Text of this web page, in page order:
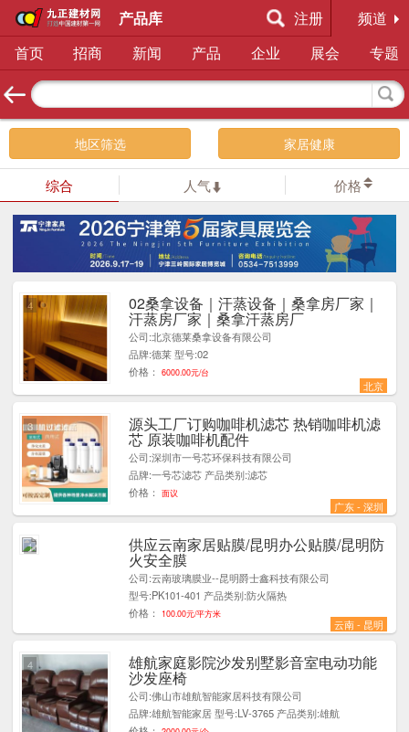
产品库 注册
频道
首页
招商 新闻 产品 企业 展会 专题
地区筛选 家居健康
综合 人气 价格
02桑拿设备｜汗蒸设备｜桑拿房厂家｜
汗蒸房厂家｜桑拿汗蒸房厂
公司:北京德莱桑拿设备有限公司
品牌:德莱 型号:02
价格：
6000.00元/台
北京
4
源头工厂订购咖啡机滤芯 热销咖啡机滤
芯 原装咖啡机配件
公司:深圳市一号芯环保科技有限公司
品牌:一号芯滤芯 产品类别:滤芯
价格：
面议
广东 - 深圳
3
供应云南家居贴膜/昆明办公贴膜/昆明防
火安全膜
公司:云南玻璃膜业--昆明爵士鑫科技有限公司
型号:PK101-401 产品类别:防火隔热
价格：
100.00元/平方米
云南 - 昆明
1
雄航家庭影院沙发别墅影音室电动功能
沙发座椅
公司:佛山市雄航智能家居科技有限公司
品牌:雄航智能家居 型号:LV-3765 产品类别:雄航
4